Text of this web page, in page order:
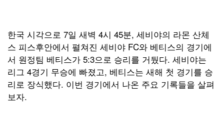
한국 시각으로 7일 새벽 4시 45분, 세비야의 라몬 산체
스 피스후안에서 펼쳐진 세비야 FC와 베티스의 경기에
서 원정팀 베티스가 5:3으로 승리를 거뒀다. 세비야는
리그 4경기 무승에 빠졌고, 베티스는 새해 첫 경기를 승
리로 장식했다. 이번 경기에서 나온 주요 기록들을 살펴
보자.